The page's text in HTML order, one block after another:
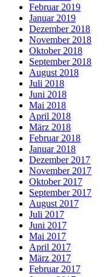
Februar 2019
Januar 2019
Dezember 2018
November 2018
Oktober 2018
September 2018
August 2018
Juli 2018
Juni 2018
Mai 2018
April 2018
März 2018
Februar 2018
Januar 2018
Dezember 2017
November 2017
Oktober 2017
September 2017
August 2017
Juli 2017
Juni 2017
Mai 2017
April 2017
März 2017
Februar 2017